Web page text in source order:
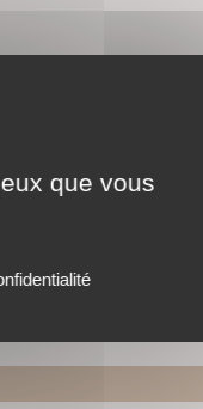
Frédéric
que vous